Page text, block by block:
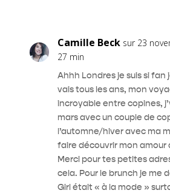
Camille Beck sur 23
27 min
Ahhh Londres je suis si fan
vais tous les ans, mon
incroyable entre copines,
mars avec un couple de
l’automne/hiver avec ma
faire découvrir mon amour
Merci pour tes petites
cela. Pour le brunch je me
Girl était « à la mode »